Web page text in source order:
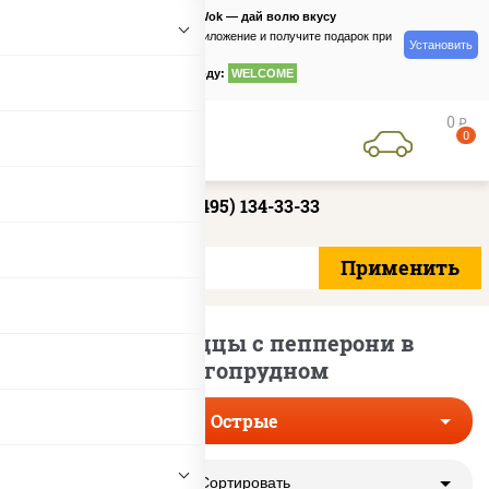
PizzaSushiWok — дай волю вкусу
Скачайте приложение и получите подарок при
по промокоду: WELCOME
Установить
0 руб
0
+7 (495) 134-33-33
Острые пиццы с пепперони в
Долгопрудном
Острые
Сортировать